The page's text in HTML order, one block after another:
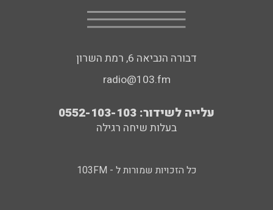
דבורה הנביאה 6, רמת השרון
radio@103.fm
עלייה לשידור: 0552-103-103
בעלות שיחה רגילה
כל הזכויות שמורות ל - 103FM